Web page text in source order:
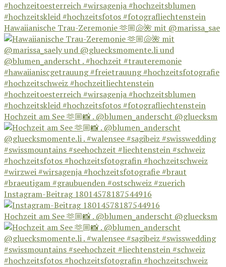
Hawaiianische Trau-Zeremonie 🫶🏼🐚🌺 mit @marissa_sae
Hochzeit am See 🫶🏼📸 . @blumen_anderscht @gluecksm
Instagram-Beitrag 18014578187544916
Hochzeit am See 🫶🏼📸 . @blumen_anderscht @gluecksm